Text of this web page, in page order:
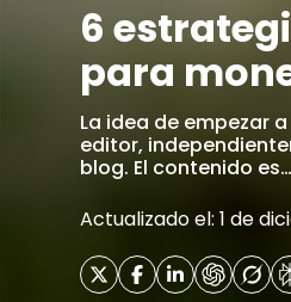
6
para
La idea de empezar
editor,
blog. El contenido es…
Actualizado el: 1 de